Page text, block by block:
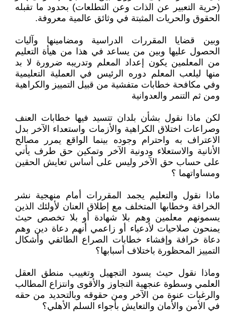
(حرية التعبير عن الذات وعن التطلعات) بحدود ما تقبله
الحقوق والحريات المثبتة في وثائق عالمية معروفة.
وبين قضايا المقررات الدراسية ومضامينها وآليات
الحصول عليها وبين من يساعد في هذا من هيأة التعليم
من المعلمين يكون إعداد المعلم وتدريبه ضرورة لا بد
منها ليلعب المعلم دوره الرئيس في العملية التعليمية
وفي مكافحة خطابات متفشية من قبيل التمييز والكراهية
ومن ثم التنمر والعدوانية
لكن ماذا نقول بشأن بلدان تتسيد فيها خطابات العنف
وصراعات اختلاق الكراهية والأزمات واستعداء الآخر بدل
الاعتراف به واحترام وجوده بينما الواقع يمرر مصالح
الأنانية والاستعلاء ودونية الآخر وتمكين حق طرف يأتي
على حساب حق الآخر وليس على أساس تعايش الحقين
ومساواتهما ؟
ماذا نقول والتعليم يجمد المقررات أمام منهجية نشر
الخرافة وخطابها المتخلف مع إطلاق العنان لأولئك الذين
يسمونهم معلمين وهم بلا شهادة أو بلا تخصص حيث
يمنحون صلاحيات لأدعياء أو زاعمي أنهم دعاة دين وهم
دعاة خرافة وإفشاء خطابات الصراع الطائفي وأشكال
التمييز المحظورة باختلاف أسبابها؟
وماذا نقول حيث يسود التجهيل وتغييب منطق العقل
العلمي وسطوة عنجهية التجاوز والأقوى وانتزاع المطالب
والرغبات عنوة من الآخر ومن حقوقه وبالتحديد من حقه
في الأمن والأمان والتعايش بأجواء السلم الأهلي؟